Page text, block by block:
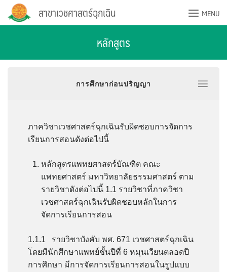
Skip
สาขาเวชศาสตร์ฉุกเฉิน MENU
หลักสูตร
การศึกษาก่อนปริญญา
ภาควิชาเวชศาสตร์ฉุกเฉินรับผิดชอบการจัดการ
เรียนการสอนดังต่อไปนี้
หลักสูตรแพทยศาสตร์บัณฑิต คณะ
แพทยศาสตร์ มหาวิทยาลัยธรรมศาสตร์ ตาม
รายวิชาดังต่อไปนี้ 1.1 รายวิชาที่ภาควิชา
เวชศาสตร์ฉุกเฉินรับผิดชอบหลักในการ
จัดการเรียนการสอน
1.1.1 รายวิชาบังคับ พศ. 671 เวชศาสตร์ฉุกเฉิน
โดยมีนักศึกษาแพทย์ชั้นปีที่ 6 หมุนเวียนตลอดปี
การศึกษา มีการจัดการเรียนการสอนในรูปแบบ